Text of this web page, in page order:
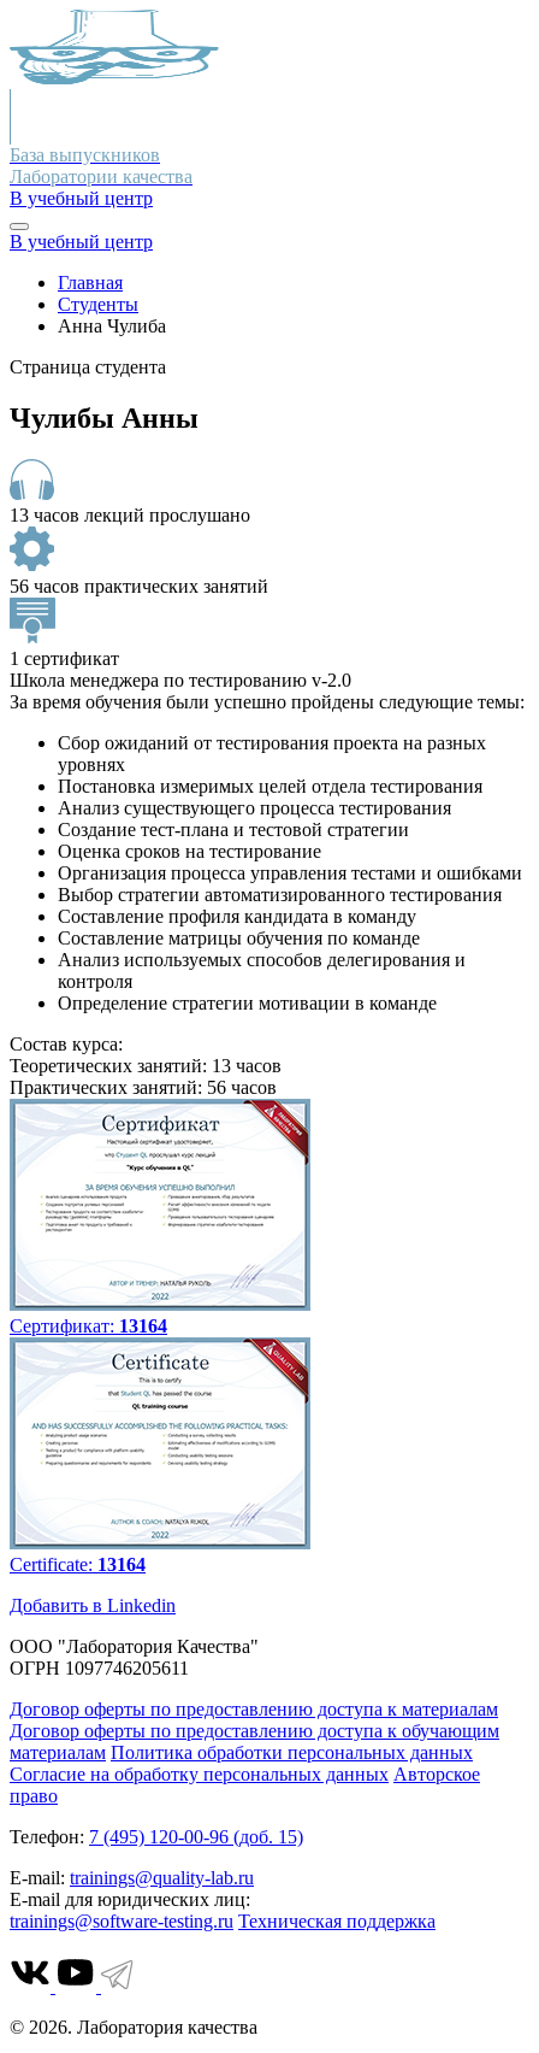
База выпускников
Лаборатории качества
В учебный центр
В учебный центр
Главная
Студенты
Анна Чулиба
Страница студента
Чулибы Анны
13 часов лекций прослушано
56 часов практических занятий
1 сертификат
Школа менеджера по тестированию v-2.0
За время обучения были успешно пройдены следующие темы:
Сбор ожиданий от тестирования проекта на разных
уровнях
Постановка измеримых целей отдела тестирования
Анализ существующего процесса тестирования
Создание тест-плана и тестовой стратегии
Оценка сроков на тестирование
Организация процесса управления тестами и ошибками
Выбор стратегии автоматизированного тестирования
Составление профиля кандидата в команду
Составление матрицы обучения по команде
Анализ используемых способов делегирования и
контроля
Определение стратегии мотивации в команде
Состав курса:
Теоретических занятий: 13 часов
Практических занятий: 56 часов
Сертификат: 13164
Certificate: 13164
Добавить в Linkedin
ООО "Лаборатория Качества"
ОГРН 1097746205611
Договор оферты по предоставлению доступа к материалам
Договор оферты по предоставлению доступа к обучающим
материалам Политика обработки персональных данных
Согласие на обработку персональных данных Авторское
право
Телефон: 7 (495) 120-00-96 (доб. 15)
E-mail: trainings@quality-lab.ru
E-mail для юридических лиц:
trainings@software-testing.ru Техническая поддержка
© 2026. Лаборатория качества